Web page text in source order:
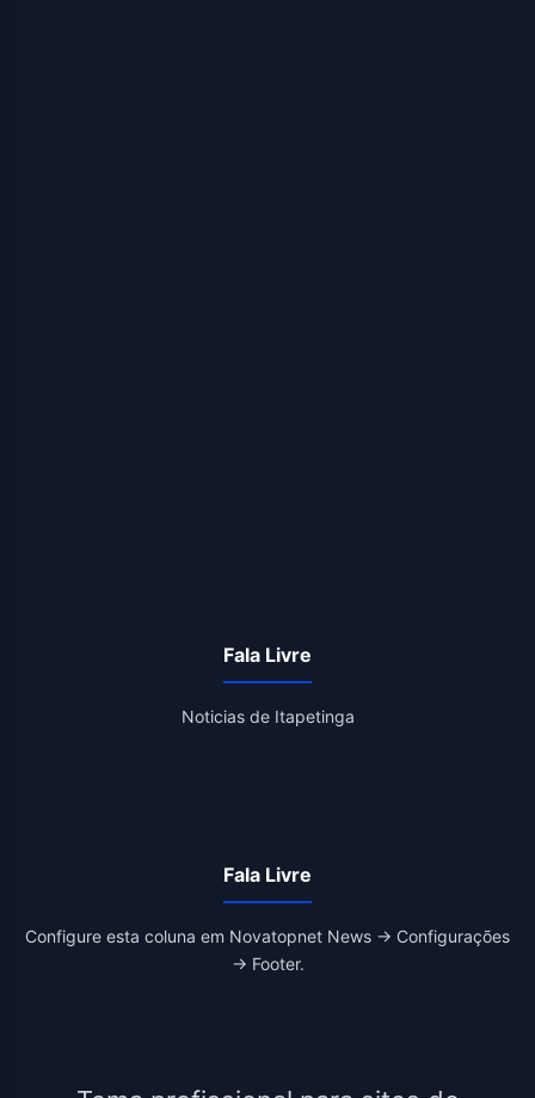
Fala Livre
Noticias de Itapetinga
Fala Livre
Configure esta coluna em Novatopnet News → Configurações
→ Footer.